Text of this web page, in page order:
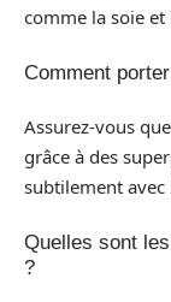
comme la soie et
Comment
Assurez-vous
grâce à des
subtilement avec
Quelles sont
?